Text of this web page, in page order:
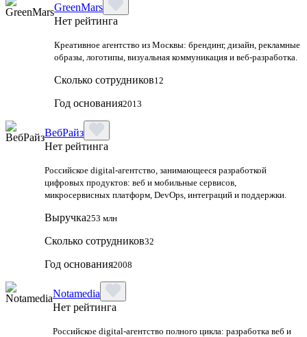
GreenMars
Нет рейтинга
Креативное агентство из Москвы: брендинг, дизайн, рекламные
образы, логотипы, визуальная коммуникация и веб-разработка.
Сколько сотрудников12
Год основания2013
ВебРайз
Нет рейтинга
Российское digital-агентство, занимающееся разработкой
цифровых продуктов: веб и мобильные сервисов,
микросервисных платформ, DevOps, интеграций и поддержки.
Выручка253 млн
Сколько сотрудников32
Год основания2008
Notamedia
Нет рейтинга
Российское digital-агентство полного цикла: разработка веб и